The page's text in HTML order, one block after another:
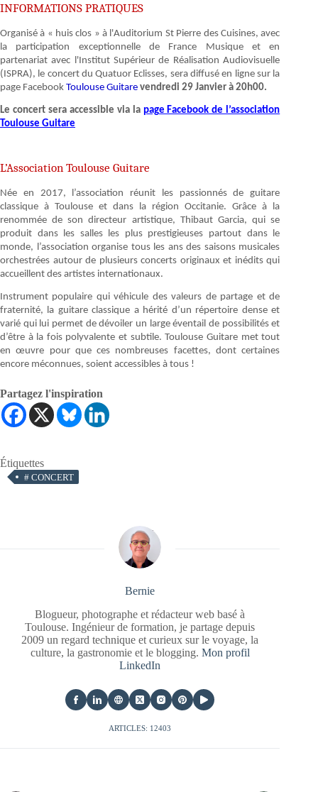
INFORMATIONS PRATIQUES
Organisé à « huis clos » à l'Auditorium St Pierre des Cuisines, avec
la participation exceptionnelle de France Musique et en
partenariat avec l'Institut Supérieur de Réalisation Audiovisuelle
(ISPRA), le concert du Quatuor Eclisses, sera diffusé en ligne sur la
page Facebook Toulouse Guitare vendredi 29 Janvier à 20h00.
Le concert sera accessible via la page Facebook de l’association
Toulouse Guitare
L’Association Toulouse Guitare
Née en 2017, l’association réunit les passionnés de guitare
classique à Toulouse et dans la région Occitanie. Grâce à la
renommée de son directeur artistique, Thibaut Garcia, qui se
produit dans les salles les plus prestigieuses partout dans le
monde, l’association organise tous les ans des saisons musicales
orchestrées autour de plusieurs concerts originaux et inédits qui
accueillent des artistes internationaux.
Instrument populaire qui véhicule des valeurs de partage et de
fraternité, la guitare classique a hérité d’un répertoire dense et
varié qui lui permet de dévoiler un large éventail de possibilités et
d’être à la fois polyvalente et subtile. Toulouse Guitare met tout
en œuvre pour que ces nombreuses facettes, dont certaines
encore méconnues, soient accessibles à tous !
Partagez l'inspiration
Étiquettes
# CONCERT
Bernie
Blogueur, photographe et rédacteur web basé à
Toulouse. Ingénieur de formation, je partage depuis
2009 un regard technique et curieux sur le voyage, la
culture, la gastronomie et le blogging. Mon profil
LinkedIn
ARTICLES: 12403